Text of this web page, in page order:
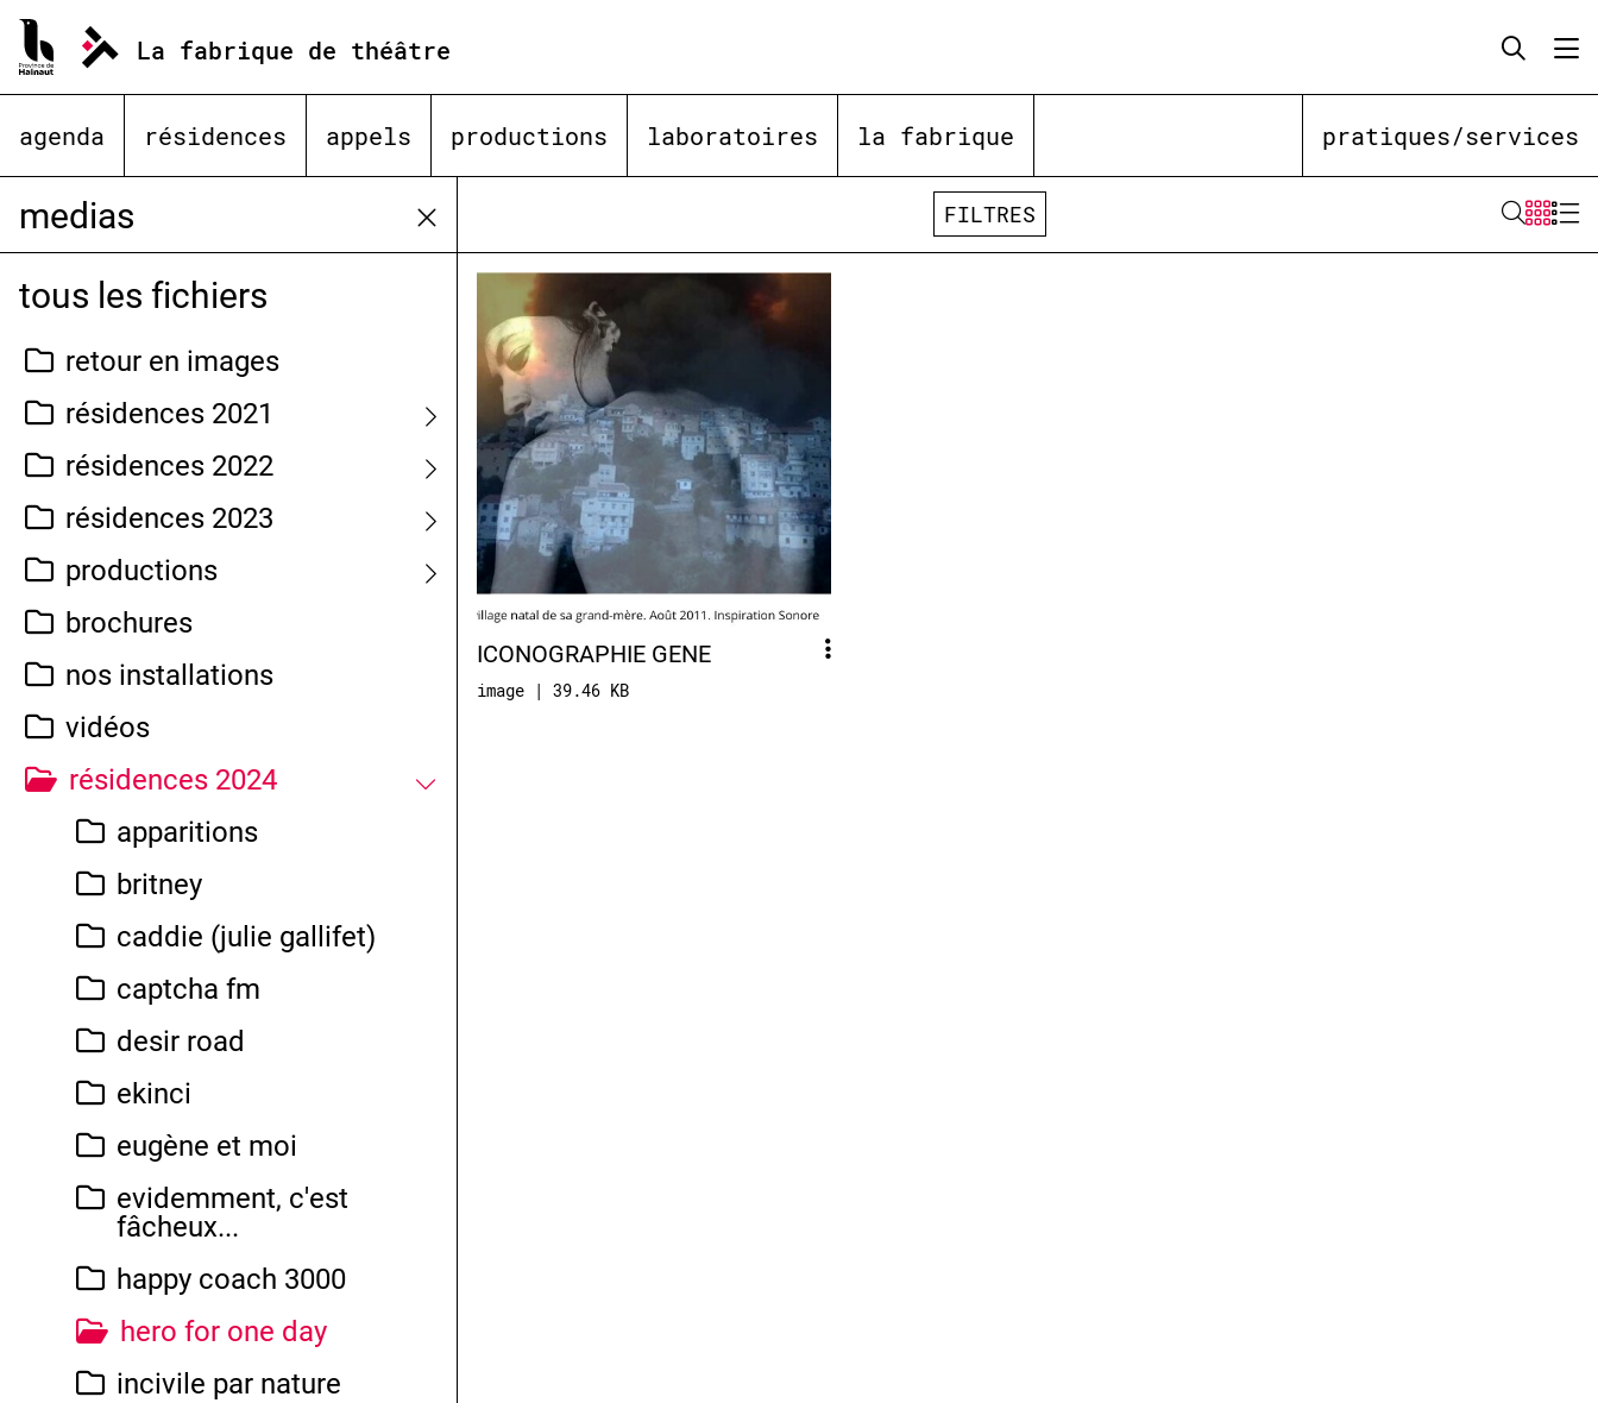
contenu
La fabrique de théâtre
agenda résidences appels productions laboratoires la fabrique pratiques/services
medias
tous les fichiers
retour en images
résidences 2021
résidences 2022
résidences 2023
productions
brochures
nos installations
vidéos
résidences 2024
apparitions
britney
caddie (julie gallifet)
captcha fm
desir road
ekinci
eugène et moi
evidemment, c'est
fâcheux...
happy coach 3000
hero for one day
incivile par nature
FILTRES
ICONOGRAPHIE GENE
image | 39.46 KB